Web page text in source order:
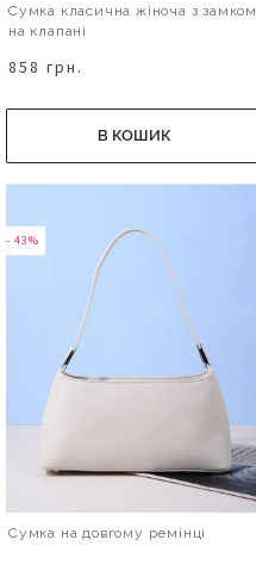
Сумка класична жіноча з замком
на клапані
858 грн.
В КОШИК
- 43%
Сумка на довгому ремінці